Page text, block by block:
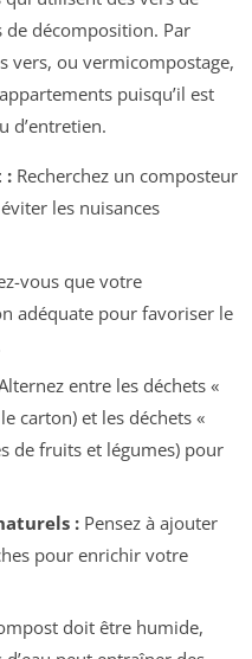
de décomposition. Par
vers, ou vermicompostage,
puisqu’il est
d’entretien.
:Recherchez un composteur
les nuisances
vous que votre
adéquate pour favoriser le
entre les déchets «
carton) et les déchets «
de fruits et légumes) pour
:Pensez à ajouter
pour enrichir votre
doit être humide,